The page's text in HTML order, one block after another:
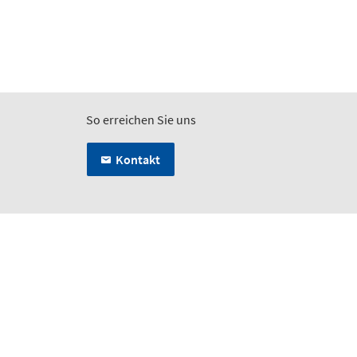
So erreichen Sie uns
Kontakt